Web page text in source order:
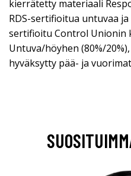
kierrätetty materiaali
RDS-sertifioitua untuvaa
sertifioitu Control Unionin
Untuva/höyhen (80%/
hyväksytty pää- ja